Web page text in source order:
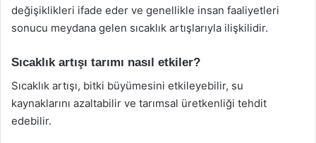
değişiklikleri ifade eder ve genellikle insan faaliyetleri
sonucu meydana gelen sıcaklık artışlarıyla ilişkilidir.
Sıcaklık artışı tarımı nasıl etkiler?
Sıcaklık artışı, bitki büyümesini etkileyebilir, su
kaynaklarını azaltabilir ve tarımsal üretkenliği tehdit
edebilir.